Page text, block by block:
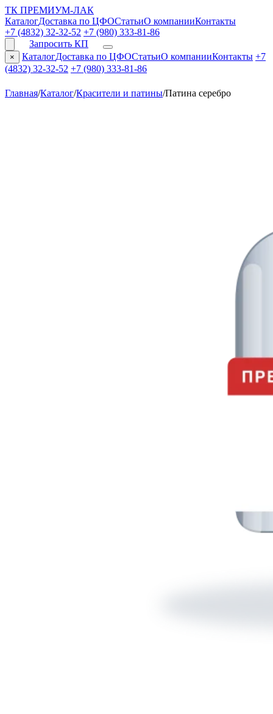
ТК ПРЕМИУМ-ЛАК
КаталогДоставка по ЦФОСтатьиО компанииКонтакты
+7 (4832) 32-32-52 +7 (980) 333-81-86
Запросить КП
× КаталогДоставка по ЦФОСтатьиО компанииКонтакты +7
(4832) 32-32-52 +7 (980) 333-81-86
Главная/Каталог/Красители и патины/Патина серебро